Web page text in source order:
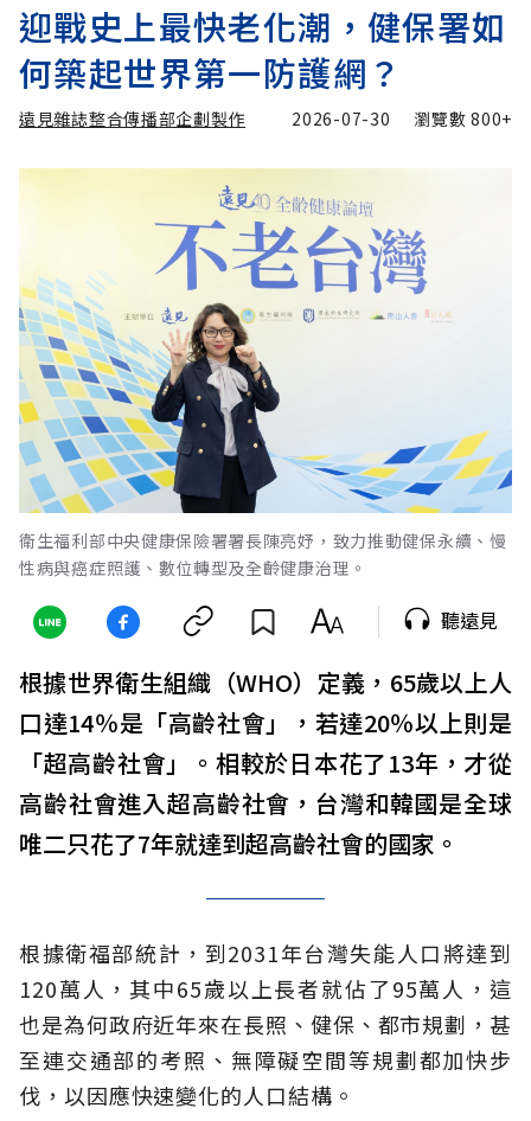
迎戰史上最快老化潮，健保署如
何築起世界第一防護網？
遠見雜誌整合傳播部企劃製作 2026-07-30 瀏覽數800+
衛生福利部中央健康保險署署長陳亮妤，致力推動健保永續、慢
性病與癌症照護、數位轉型及全齡健康治理。
聽遠見
根據世界衛生組織（WHO）定義，65歲以上人
口達14％是「高齡社會」，若達20％以上則是
「超高齡社會」。相較於日本花了13年，才從
高齡社會進入超高齡社會，台灣和韓國是全球
唯二只花了7年就達到超高齡社會的國家。
根據衛福部統計，到2031年台灣失能人口將達到
120萬人，其中65歲以上長者就佔了95萬人，這
也是為何政府近年來在長照、健保、都市規劃，甚
至連交通部的考照、無障礙空間等規劃都加快步
伐，以因應快速變化的人口結構。